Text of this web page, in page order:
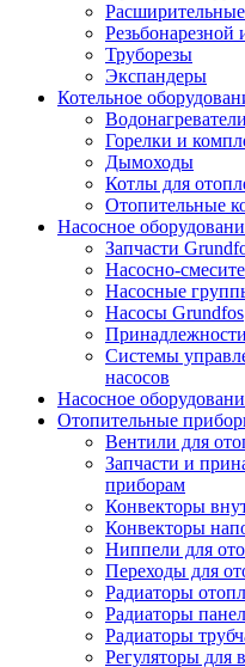
Резьбонарезной
Труборезы
Экспандеры
Котельное
Водонагреватели
Горелки и
Дымоходы
Котлы для
Отопительные
Насосное
Запчасти
Насосно-
Насосные
Насосы Grundfos
Системы
насосов
Насосное
Отопительные
Вентили для
Запчасти и
приборам
Конвекторы
Конвекторы
Ниппели для
Переходы для
Радиаторы
Радиаторы
Радиаторы
Регуляторы для